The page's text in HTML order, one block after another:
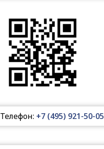
Телефон: +7 (495) 921-50-05